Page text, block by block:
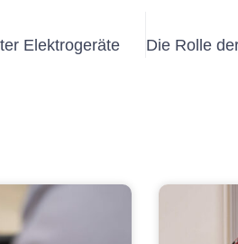
Elektrogeräte